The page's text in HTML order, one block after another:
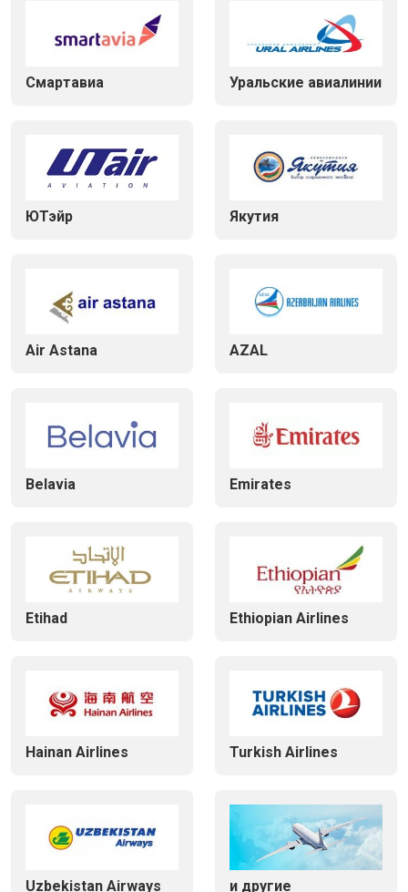
Смартавиа Уральские авиалинии
ЮТэйр Якутия
Air Astana AZAL
Belavia Emirates
Etihad Ethiopian Airlines
Hainan Airlines Turkish Airlines
Uzbekistan Airways и другие